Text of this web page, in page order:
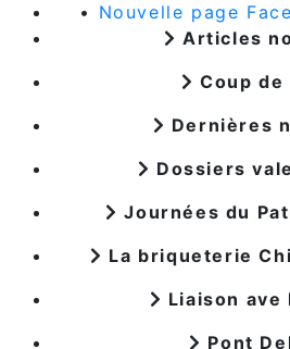
• Nouvelle page
Articles
Coup de
Dernières
Dossiers
Journées du
La briqueterie
Liaison ave
Pont